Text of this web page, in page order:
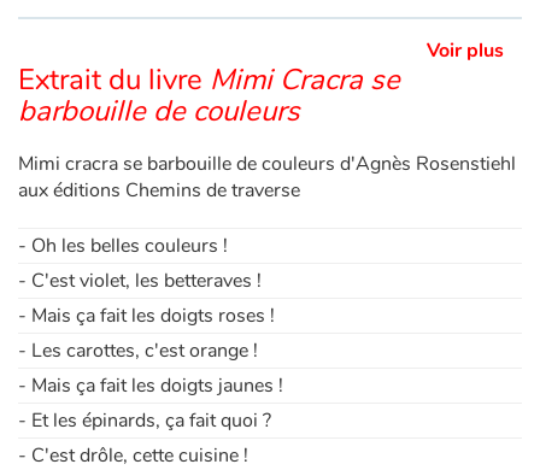
Voir plus
Extrait du livre Mimi Cracra se
barbouille de couleurs
Mimi cracra se barbouille de couleurs d'Agnès Rosenstiehl
aux éditions Chemins de traverse
- Oh les belles couleurs !
- C'est violet, les betteraves !
- Mais ça fait les doigts roses !
- Les carottes, c'est orange !
- Mais ça fait les doigts jaunes !
- Et les épinards, ça fait quoi ?
- C'est drôle, cette cuisine !